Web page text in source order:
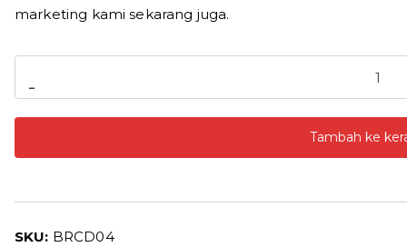
marketing kami sekarang juga.
-
Jasa
Pasang
Tambah ke
SKU: BRCD04